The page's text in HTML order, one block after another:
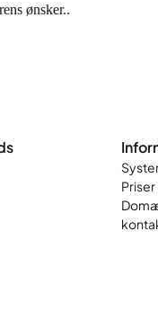
ønsker..
Priser